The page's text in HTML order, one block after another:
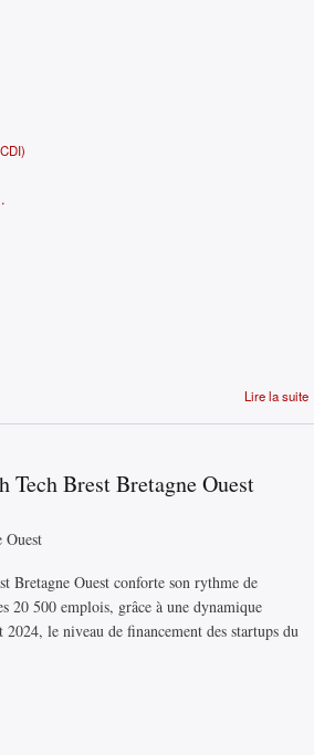
Lire la suite
Tech Brest Bretagne Ouest
Ouest
Bretagne Ouest conforte son rythme de
20 500 emplois, grâce à une dynamique
le niveau de financement des startups du